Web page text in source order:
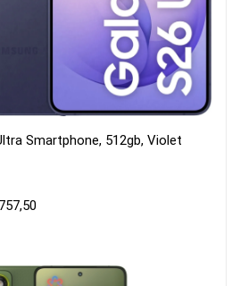
Smartphone, 512gb, Violet